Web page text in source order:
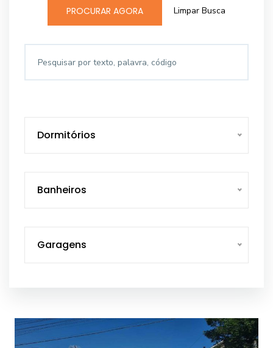
PROCURAR AGORA Limpar Busca
Dormitórios
Banheiros
Garagens